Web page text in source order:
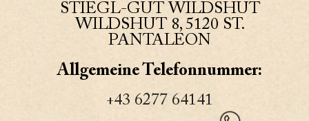
STIEGL-GUT WILDSHUT
WILDSHUT 8, 5120 ST.
PANTALEON
Allgemeine Telefonnummer:
+43 6277 64141